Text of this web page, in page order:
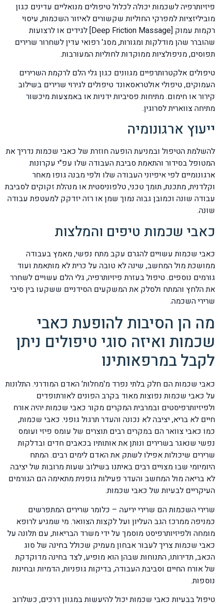
פיזיותרפיה לשכמות יכולה לכלול טיפולים מנואליים עדינים כגון
מוביליזציות למפרקי החוליות שקשורים לאיזור השכמות, עיסוי
רקמות עמוק [Deep Friction Massage] לגידים או לרצועות
שהוברר שהן מודלקות ומגורות, מסג' רפואי עדין לשחרור שרירים
תפוסים, מניפולציות ממוקדות לחוליות המעורבות.
טיפולים אלקטרותרפיים מגוונים כגון גלי הלם לרקמת השרירים
העמוקים, טיפולי אולטראסאונד טיפולים לגירוי שרירים בשילוב
קירור או חימום. מתיחות פסיביות ידניות או באמצעות מיכשור
מתיחה צווארית לסרוגין.
ייעוץ ארגונומיה
להשלמת הטיפול ובמניעת הופעה חוזרת של כאבי שכמות נדריך את
המטופל בסידור והתאמת סביבת העבודה שלו עפ"י עקרונות
ארגונומיים לפי איפיוני העבודה שלו ולפי מבנה גופו מאחר
וקלדנית, מתכנת, תומך טכני, טלפוניסטית או מנהלת זקוקים לסביבת
עבודה שונה וכמובן גבוה נמוך שמן או רזה יזדקק למעטפת עבודה
שונה.
כאבי שכמות טיפים והמלצות
כאבי שכמות עשויים להגרם עקב מתח נפשי, מאמץ בעבודה
ממושכת מול המחשב, שינה לא טובה על כרית לא מותאמת ועוד
גורמים נוספים. טיפול בעזרת פיזיותרפיה, גלי הלם עשויים לשחרר
את הלחץ והמתח ולסלק את המשקעים הסידניים ששקעו בין סיבי
שרירי השכמה.
מה הן הסיבות להופעת כאבי
שכמות ואיזה סוגי טיפולים ניתן
לקבל במרפאותינו
כאבי שכמות הם חלק בלתי נפרד מ'מחלות' האדם המודרני. התלונות
על כאבי שכמות נפוצות מאוד בקרב הפונים לאורתופדים
ולפיזיותרפיסטים ובמרבית המקרים מקור כאבי שכמות יהיה אורח
חיים לא בריא, יציבה לא נכונה והעדר תרגול גופני. כאבי שכמות,
כמו כאבי צוואר הם במקרים רבים תוצרים של עומס פיזי ועומס
נפשי שנאגר בשרירים ונותן את אותותיו בכאבים חדים ובדלקות
שרירים שיכולות אפילו לשתק את האדם לימים רבים. המתח
היומיומי שבו מצויים רבים באיתנו בשילוב שעות מרובות של יציבה
לא בריאה מול המחשב והעדר פעילות גופנית מתאימה הם הגורמים
העיקריים לבעיות של כאבי שכמות.
שרירי השכמות הם שרירי יריעה – כלומר שרירים המתפרשים
כמניפה ממרכז הגב העליון ועל לקצות הצוואר. מי שמגיע לרופא
מומחה ולפיזיותרפיסט מוסמך על ידי משרד הבריאות, עם תלונה על
כאבי שכמות צריך לעבור אבחון מעמיק שכולל בחינה של סוג
הכאב, תדירותו, התנוחות שבהן הוא מופיע, לצד בחינה מדוקדקת
של אורח החיים וסביבת העבודה, בדיקות גופניות, הדמיות ובחינות
נוספות.
טיפול בבעיות כאבי שכמות יכול להיעשות במגוון דרכים, כשלרוב